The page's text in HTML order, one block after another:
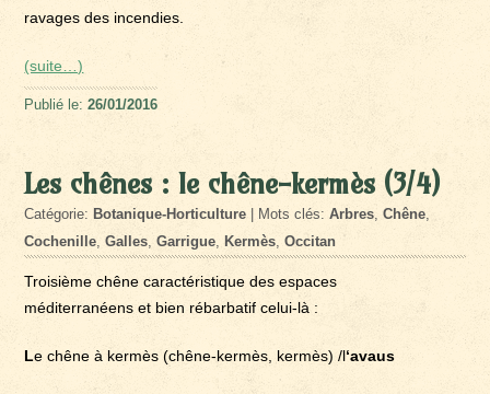
ravages des incendies.
(suite…)
Publié le:26/01/2016
Les chênes : le chêne-kermès (3/4)
Catégorie: Botanique-Horticulture | Mots clés:Arbres,Chêne,
Cochenille,Galles,Garrigue, Kermès,Occitan
Troisième chêne caractéristique des espaces
méditerranéens et bien rébarbatif celui-là :
Le chêne à kermès (chêne-kermès, kermès) /l‘avaus